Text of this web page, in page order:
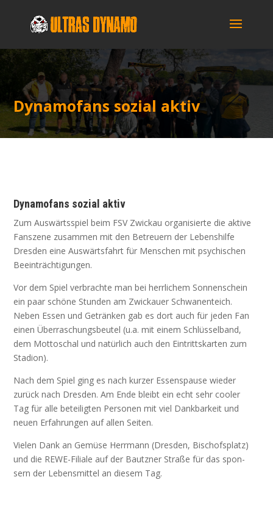
Dyna­mo­fans sozi­al aktiv
Dyna­mo­fans sozi­al aktiv
Zum Aus­wärts­spiel beim FSV Zwi­ckau orga­ni­sier­te die akti­ve
Fan­sze­ne zusam­men mit den Betreu­ern der Lebens­hil­fe
Dres­den eine Aus­wärts­fahrt für Men­schen mit psy­chi­schen
Beeinträchtigungen.
Vor dem Spiel ver­brach­te man bei herr­li­chem Son­nen­schein
ein paar schö­ne Stun­den am Zwi­ckau­er Schwa­nen­teich.
Neben Essen und Geträn­ken gab es dort auch für jeden Fan
einen Über­ra­schungs­beu­tel (u.a. mit einem Schlüs­sel­band,
dem Mot­to­schal und natür­lich auch den Ein­tritts­kar­ten zum
Stadion).
Nach dem Spiel ging es nach kur­zer Essens­pau­se wie­der
zurück nach Dres­den. Am Ende bleibt ein echt sehr coo­ler
Tag für alle betei­lig­ten Per­so­nen mit viel Dank­bar­keit und
neu­en Erfah­run­gen auf allen Seiten.
Vie­len Dank an Gemü­se Herr­mann (Dres­den, Bischofs­platz)
und die REWE-Filia­le auf der Baut­z­ner Stra­ße für das spon­
sern der Lebens­mit­tel an die­sem Tag.